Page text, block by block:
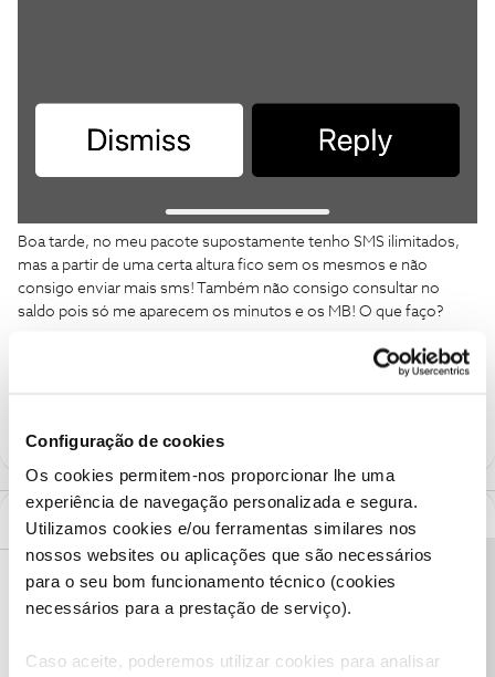
Configuração de cookies
Os cookies permitem-nos proporcionar lhe uma
experiência de navegação personalizada e segura.
Utilizamos cookies e/ou ferramentas similares nos
nossos websites ou aplicações que são necessários
para o seu bom funcionamento técnico (cookies
necessários para a prestação de serviço).
Caso aceite, poderemos utilizar cookies para analisar
Boa tarde, no meu pacote supostamente tenho SMS ilimitados,
mas a partir de uma certa altura fico sem os mesmos e não
consigo enviar mais sms! Também não consigo consultar no
saldo pois só me aparecem os minutos e os MB! O que faço?
1 Comentário
João H. Forum|Forum|3 years ago
Boa tarde@isabelpinto00 ,